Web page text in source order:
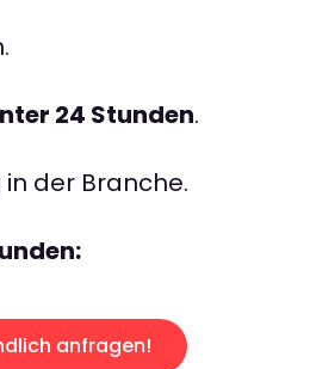
24 Stunden.
in der Branche.
anfragen!